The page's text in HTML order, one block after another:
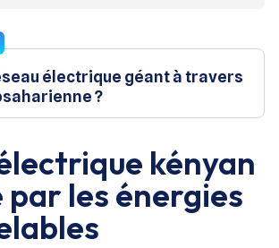
électrique géant à travers
?
kényan
les énergies